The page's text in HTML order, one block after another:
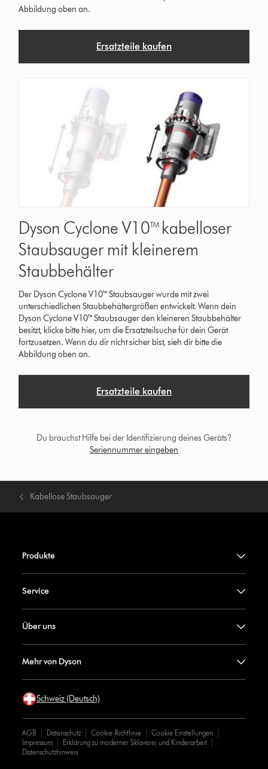
Abbildung oben an.
Ersatzteile kaufen
Dyson Cyclone V10™ kabelloser
Staubsauger mit kleinerem
Staubbehälter
Der Dyson Cyclone V10™ Staubsauger wurde mit zwei
unterschiedlichen Staubbehältergrößen entwickelt. Wenn dein
Dyson Cyclone V10™ Staubsauger den kleineren Staubbehälter
besitzt, klicke bitte hier, um die Ersatzteilsuche für dein Gerät
fortzusetzen. Wenn du dir nicht sicher bist, sieh dir bitte die
Abbildung oben an.
Ersatzteile kaufen
Du brauchst Hilfe bei der Identifizierung deines Geräts?
Seriennummer eingeben
Kabellose Staubsauger
Produkte
Service
Über uns
Mehr von Dyson
Schweiz (Deutsch)
AGB Datenschutz Cookie-Richtlinie
Cookie Einstellungen
Impressum
Erklärung zu moderner Sklaverei und Kinderarbeit
Datenschutzhinweis